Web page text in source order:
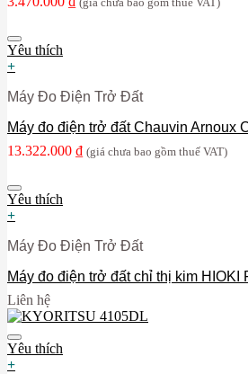
Yêu thích
+
Máy Đo Điện Trở Đất
Máy đo điện trở đất Chauvin Arnoux
13.322.000 ₫ (giá chưa bao gồm thuế VAT)
Yêu thích
+
Máy Đo Điện Trở Đất
Máy đo điện trở đất chỉ thị kim HIOKI
Liên hệ
Yêu thích
+